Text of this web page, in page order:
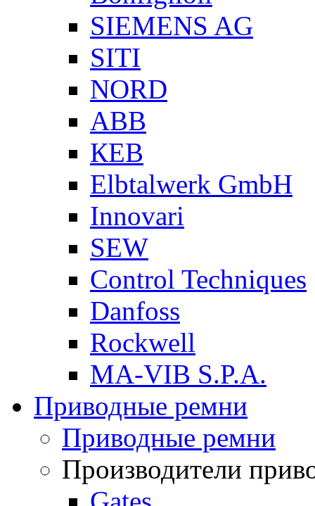
SIEMENS AG
SITI
NORD
ABB
КЕВ
Elbtalwerk GmbH
Innovari
SEW
Control Techniques
Danfoss
Rockwell
MA-VIB S.P.A.
Приводные ремни
Приводные ремни
Производители